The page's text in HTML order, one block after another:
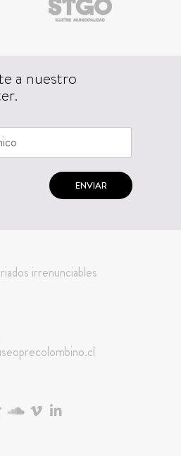
a nuestro
ENVIAR
irrenunciables